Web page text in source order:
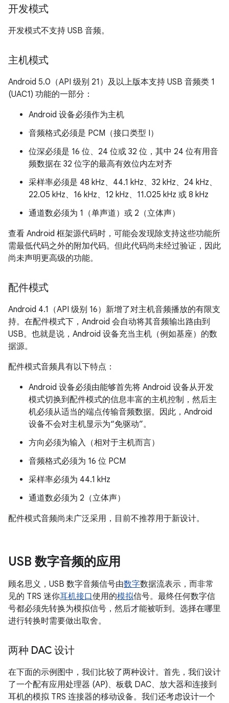
开发模式
开发模式不支持 USB 音频。
主机模式
Android 5.0（API 级别 21）及以上版本支持 USB 音频类 1
(UAC1) 功能的一部分：
Android 设备必须作为主机
音频格式必须是 PCM（接口类型 I）
位深必须是 16 位、24 位或 32 位，其中 24 位有用音
频数据在 32 位字的最高有效位内左对齐
采样率必须是 48 kHz、44.1 kHz、32 kHz、24 kHz、
22.05 kHz、16 kHz、12 kHz、11.025 kHz 或 8 kHz
通道数必须为 1（单声道）或 2（立体声）
查看 Android 框架源代码时，可能会发现除支持这些功能所
需最低代码之外的附加代码。但此代码尚未经过验证，因此
尚未声明更高级的功能。
配件模式
Android 4.1（API 级别 16）新增了对主机音频播放的有限支
持。在配件模式下，Android 会自动将其音频输出路由到
USB。也就是说，Android 设备充当主机（例如基座）的数
据源。
配件模式音频具有以下特点：
Android 设备必须由能够首先将 Android 设备从开发
模式切换到配件模式的信息丰富的主机控制，然后主
机必须从适当的端点传输音频数据。因此，Android
设备不会对主机显示为“免驱动”。
方向必须为输入（相对于主机而言）
音频格式必须为 16 位 PCM
采样率必须为 44.1 kHz
通道数必须为 2（立体声）
配件模式音频尚未广泛采用，目前不推荐用于新设计。
USB 数字音频的应用
顾名思义，USB 数字音频信号由数字数据流表示，而非常
见的 TRS 迷你耳机接口使用的模拟信号。最终任何数字信
号都必须先转换为模拟信号，然后才能被听到。选择在哪里
进行转换时需要做出取舍。
两种 DAC 设计
在下面的示例图中，我们比较了两种设计。首先，我们设计
了一个配有应用处理器 (AP)、板载 DAC、放大器和连接到
耳机的模拟 TRS 连接器的移动设备。我们还考虑设计一个